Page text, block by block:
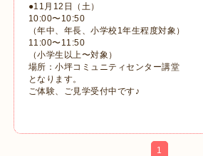
●11月12日（土）
10:00〜10:50
（年中、年長、小学校1年生程度対象）
11:00〜11:50
（小学生以上〜対象）
場所：小坪コミュニティセンター講堂
となります。
ご体験、ご見学受付中です♪
1